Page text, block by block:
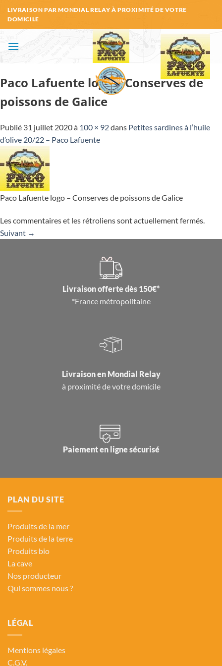
Passer
au
contenu
LIVRAISON PAR MONDIAL RELAY À PROXIMITÉ DE VOTRE
DOMICILE
Paco Lafuente logo – Conserves de
poissons de Galice
Publié 31 juillet 2020à 100 × 92dans Petites sardines à l’huile
d’olive 20/22 – Paco Lafuente
Paco Lafuente logo – Conserves de poissons de Galice
Les commentaires et les rétroliens sont actuellement fermés.
Suivant →
Livraison offerte dès 150€*
*France métropolitaine
Livraison en Mondial Relay
à proximité de votre domicile
Paiement en ligne sécurisé
PLAN DU SITE
Produits de la mer
Produits de la terre
Produits bio
La cave
Nos producteur
Qui sommes nous ?
LÉGAL
Mentions légales
C.G.V.